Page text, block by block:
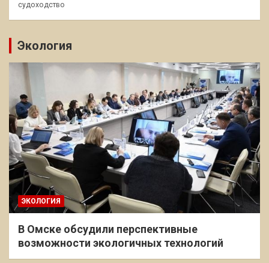
судоходство
Экология
ЭКОЛОГИЯ
В Омске обсудили перспективные
возможности экологичных технологий